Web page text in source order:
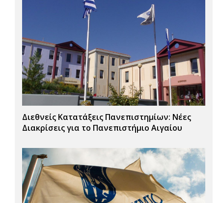
Διεθνείς Κατατάξεις Πανεπιστημίων: Νέες
Διακρίσεις για το Πανεπιστήμιο Αιγαίου